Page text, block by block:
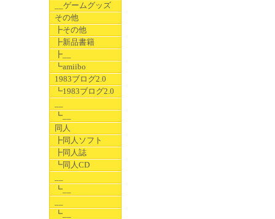
__ゲームグッズ
その他
┣その他
┣新品書籍
┣__
┗amiibo
1983ブログ2.0
┗1983ブログ2.0
┗__
同人
┣同人ソフト
┣同人誌
┗同人CD
┗__
┗__